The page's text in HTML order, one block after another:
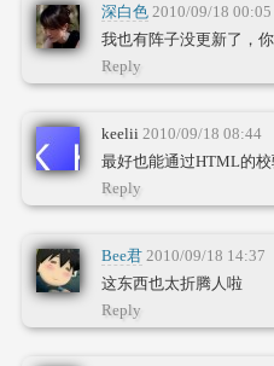
深白色 2010/09/18 00:05
我也有阵子没更新了，
Reply
keelii 2010/09/18 08:44
最好也能通过HTML的校
Reply
Bee君 2010/09/18 14:37
这东西也太折腾人啦
Reply